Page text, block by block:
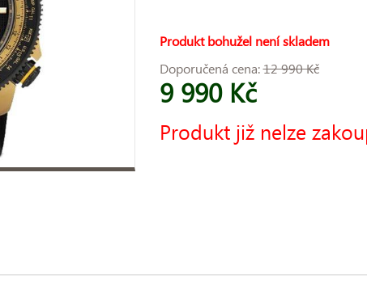
Produkt bohužel není skladem
Doporučená cena:12 990 Kč
9 990 Kč
Produkt již nelze